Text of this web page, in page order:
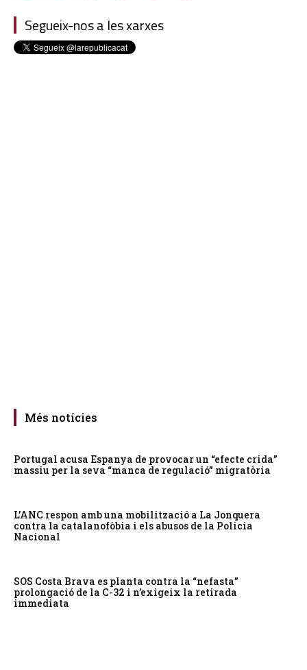
Segueix-nos a les xarxes
Més notícies
Portugal acusa Espanya de provocar un “efecte crida”
massiu per la seva “manca de regulació” migratòria
L’ANC respon amb una mobilització a La Jonquera
contra la catalanofòbia i els abusos de la Policia
Nacional
SOS Costa Brava es planta contra la “nefasta”
prolongació de la C-32 i n’exigeix la retirada
immediata